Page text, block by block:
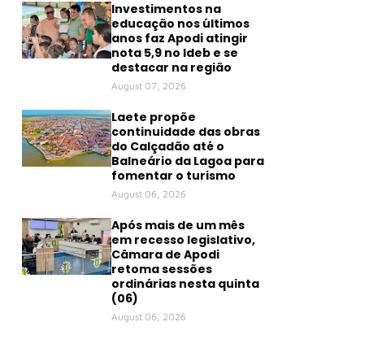
Investimentos na
educação nos últimos
anos faz Apodi atingir
nota 5,9 no Ideb e se
destacar na região
August 07, 2026
Laete propõe
continuidade das obras
do Calçadão até o
Balneário da Lagoa para
fomentar o turismo
August 06, 2026
Após mais de um mês
em recesso legislativo,
Câmara de Apodi
retoma sessões
ordinárias nesta quinta
(06)
August 06, 2026